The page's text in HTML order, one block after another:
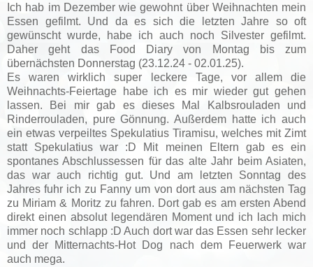
Ich hab im Dezember wie gewohnt über Weihnachten mein
Essen gefilmt. Und da es sich die letzten Jahre so oft
gewünscht wurde, habe ich auch noch Silvester gefilmt.
Daher geht das Food Diary von Montag bis zum
übernächsten Donnerstag (23.12.24 - 02.01.25).
Es waren wirklich super leckere Tage, vor allem die
Weihnachts-Feiertage habe ich es mir wieder gut gehen
lassen. Bei mir gab es dieses Mal Kalbsrouladen und
Rinderrouladen, pure Gönnung. Außerdem hatte ich auch
ein etwas verpeiltes Spekulatius Tiramisu, welches mit Zimt
statt Spekulatius war :D Mit meinen Eltern gab es ein
spontanes Abschlussessen für das alte Jahr beim Asiaten,
das war auch richtig gut. Und am letzten Sonntag des
Jahres fuhr ich zu Fanny um von dort aus am nächsten Tag
zu Miriam & Moritz zu fahren. Dort gab es am ersten Abend
direkt einen absolut legendären Moment und ich lach mich
immer noch schlapp :D Auch dort war das Essen sehr lecker
und der Mitternachts-Hot Dog nach dem Feuerwerk war
auch mega.